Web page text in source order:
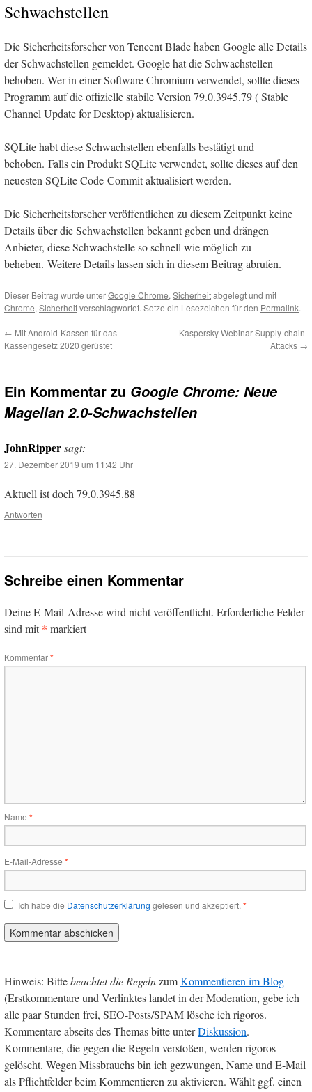
Schwachstellen
Die Sicherheitsforscher von Tencent Blade haben Google alle Details
der Schwachstellen gemeldet. Google hat die Schwachstellen
behoben. Wer in einer Software Chromium verwendet, sollte dieses
Programm auf die offizielle stabile Version 79.0.3945.79 ( Stable
Channel Update for Desktop) aktualisieren.
SQLite habt diese Schwachstellen ebenfalls bestätigt und
behoben. Falls ein Produkt SQLite verwendet, sollte dieses auf den
neuesten SQLite Code-Commit aktualisiert werden.
Die Sicherheitsforscher veröffentlichen zu diesem Zeitpunkt keine
Details über die Schwachstellen bekannt geben und drängen
Anbieter, diese Schwachstelle so schnell wie möglich zu
beheben. Weitere Details lassen sich in diesem Beitrag abrufen.
Dieser Beitrag wurde unterGoogle Chrome, Sicherheitabgelegt und mit
Chrome, Sicherheitverschlagwortet. Setze ein Lesezeichen für den Permalink.
← Mit Android-Kassen für das
Kassengesetz 2020 gerüstet
Kaspersky Webinar Supply-chain-
Attacks →
Ein Kommentar zu Google Chrome: Neue
Magellan 2.0-Schwachstellen
JohnRippersagt:
27. Dezember 2019 um 11:42 Uhr
Aktuell ist doch 79.0.3945.88
Antworten
Schreibe einen Kommentar
Deine E-Mail-Adresse wird nicht veröffentlicht. Erforderliche Felder
sind mit* markiert
Kommentar*
Name *
E-Mail-Adresse *
Ich habe die Datenschutzerklärung gelesen und akzeptiert. *
Hinweis: Bittebeachtet die RegelnzumKommentieren im Blog
(Erstkommentare und Verlinktes landet in der Moderation, gebe ich
alle paar Stunden frei, SEO-Posts/SPAM lösche ich rigoros.
Kommentare abseits des Themas bitte unterDiskussion.
Kommentare, die gegen die Regeln verstoßen, werden rigoros
gelöscht. Wegen Missbrauchs bin ich gezwungen, Name und E-Mail
als Pflichtfelder beim Kommentieren zu aktivieren. Wählt ggf. einen